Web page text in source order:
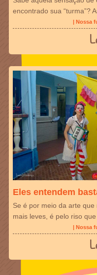
encontrado sua “turma”?
| Nossa
Eles entendem
Se é por meio da arte
mais leves, é pelo riso que
| Nossa